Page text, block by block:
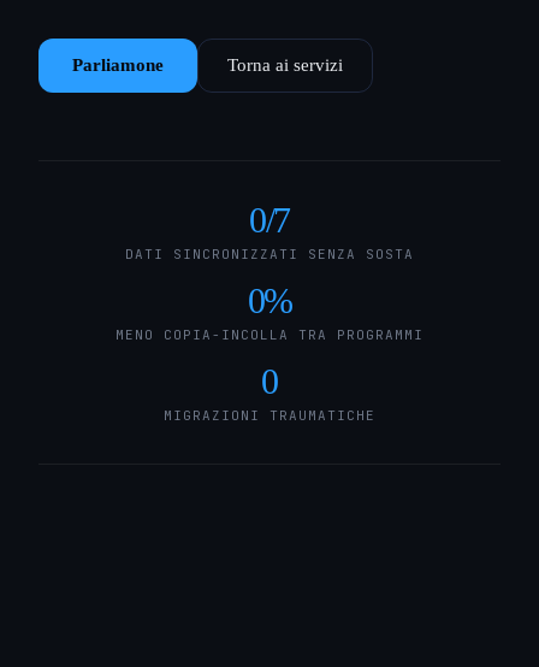
Parliamone Torna ai servizi
0/7
DATI SINCRONIZZATI SENZA SOSTA
0%
MENO COPIA-INCOLLA TRA PROGRAMMI
0
MIGRAZIONI TRAUMATICHE